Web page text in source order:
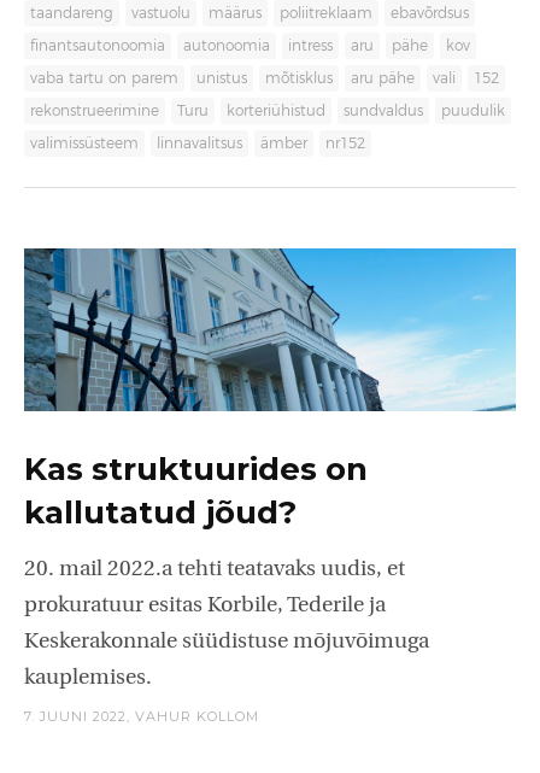
taandareng vastuolu määrus poliitreklaam ebavõrdsus
finantsautonoomia autonoomia intress aru pähe kov
vaba tartu on parem unistus mõtisklus aru pähe vali 152
rekonstrueerimine Turu korteriühistud sundvaldus puudulik
valimissüsteem linnavalitsus ämber nr152
Kas struktuurides on
kallutatud jõud?
20. mail 2022.a tehti teatavaks uudis, et
prokuratuur esitas Korbile, Tederile ja
Keskerakonnale süüdistuse mõjuvõimuga
kauplemises.
7. JUUNI 2022, VAHUR KOLLOM